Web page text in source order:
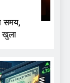
समय,